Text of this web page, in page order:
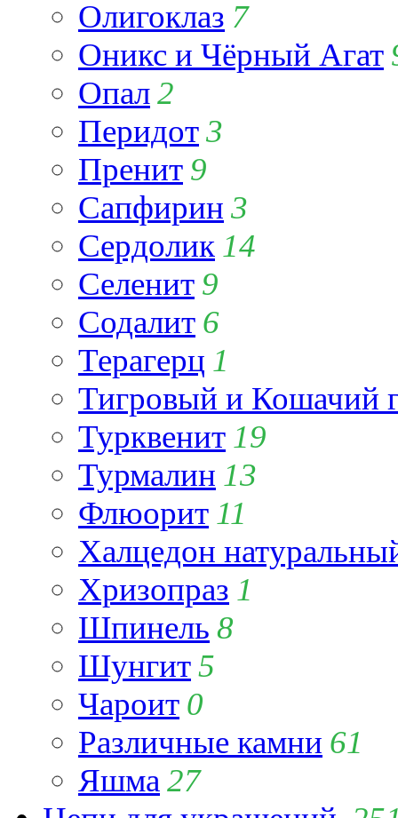
Олигоклаз 7
Оникс и Чёрный Агат
Опал2
Перидот3
Пренит 9
Сапфирин 3
Сердолик 14
Селенит 9
Содалит 6
Терагерц 1
Тигровый и Кошачий
Турквенит 19
Турмалин 13
Флюорит 11
Халцедон
Хризопраз 1
Шпинель 8
Шунгит5
Чароит 0
Различные камни 61
Яшма 27